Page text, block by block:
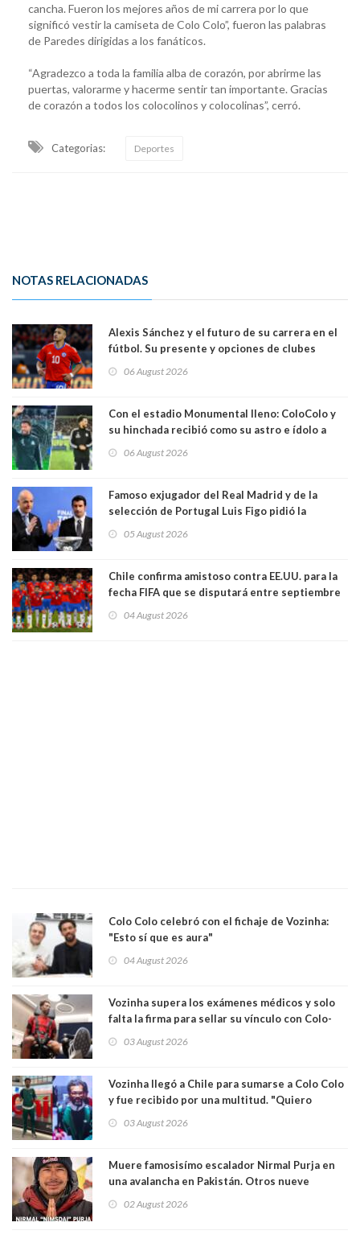
cancha. Fueron los mejores años de mi carrera por lo que
significó vestir la camiseta de Colo Colo”, fueron las palabras
de Paredes dirigidas a los fanáticos.
“Agradezco a toda la familia alba de corazón, por abrirme las
puertas, valorarme y hacerme sentir tan importante. Gracias
de corazón a todos los colocolinos y colocolinas”, cerró.
Categorias: Deportes
NOTAS RELACIONADAS
Alexis Sánchez y el futuro de su carrera en el
fútbol. Su presente y opciones de clubes
06 August 2026
Con el estadio Monumental lleno: ColoColo y
su hinchada recibió como su astro e ídolo a
06 August 2026
Famoso exjugador del Real Madrid y de la
selección de Portugal Luis Figo pidió la
comportamiento más bajo y cobarde que he
05 August 2026
Chile confirma amistoso contra EE.UU. para la
fecha FIFA que se disputará entre septiembre
04 August 2026
Colo Colo celebró con el fichaje de Vozinha:
"Esto sí que es aura"
04 August 2026
Vozinha supera los exámenes médicos y solo
falta la firma para sellar su vínculo con Colo-
03 August 2026
Vozinha llegó a Chile para sumarse a Colo Colo
y fue recibido por una multitud. "Quiero
hinchas"
03 August 2026
Muere famosisímo escalador Nirmal Purja en
una avalancha en Pakistán. Otros nueve
02 August 2026